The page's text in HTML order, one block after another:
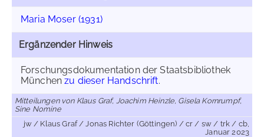
Maria Moser (1931)
Ergänzender Hinweis
Forschungsdokumentation der Staatsbibliothek
Münchenzu dieser Handschrift.
Mitteilungen von Klaus Graf, Joachim Heinzle, Gisela Kornrumpf,
Sine Nomine
jw / Klaus Graf / Jonas Richter (Göttingen) / cr / sw / trk / cb,
Januar 2023